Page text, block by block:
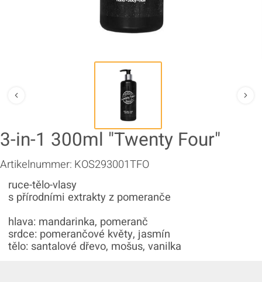
3-in-1 300ml "Twenty Four"
Artikelnummer: KOS293001TFO
ruce-tělo-vlasy
s přírodními extrakty z pomeranče
hlava: mandarinka, pomeranč
srdce: pomerančové květy, jasmín
tělo: santalové dřevo, mošus, vanilka